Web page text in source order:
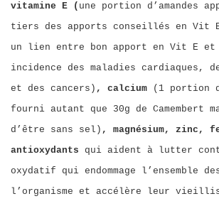
vitamine E ( une portion d’amandes
tiers des apports conseillés en Vit
un lien entre bon apport en Vit E
incidence des maladies cardiaques,
et des cancers) , calcium
(1 portion
fourni autant que 30g de Camembert
d’être sans sel) , magnésium, zinc,
antioxydants qui aident à lutter
oxydatif qui endommage l’ensemble
l’organisme et accélère leur